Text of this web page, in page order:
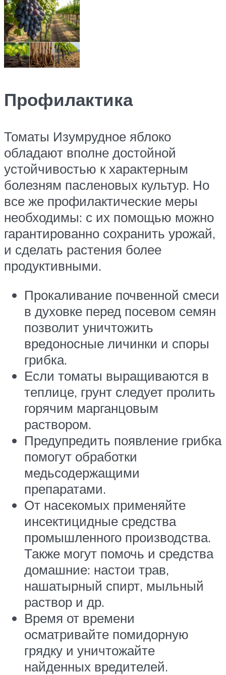
Профилактика
Томаты Изумрудное яблоко
обладают вполне достойной
устойчивостью к характерным
болезням пасленовых культур. Но
все же профилактические меры
необходимы: с их помощью можно
гарантированно сохранить урожай,
и сделать растения более
продуктивными.
Прокаливание почвенной смеси
в духовке перед посевом семян
позволит уничтожить
вредоносные личинки и споры
грибка.
Если томаты выращиваются в
теплице, грунт следует пролить
горячим марганцовым
раствором.
Предупредить появление грибка
помогут обработки
медьсодержащими
препаратами.
От насекомых применяйте
инсектицидные средства
промышленного производства.
Также могут помочь и средства
домашние: настои трав,
нашатырный спирт, мыльный
раствор и др.
Время от времени
осматривайте помидорную
грядку и уничтожайте
найденных вредителей.